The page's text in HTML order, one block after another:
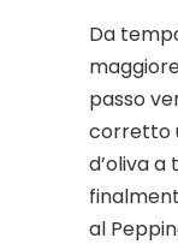
Da
passo
corretto
d’oliva
al